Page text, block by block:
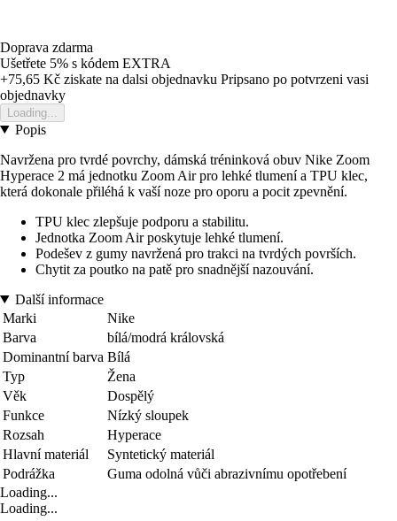
Doprava zdarma
Ušetřete 5% s kódem EXTRA
+75,65 Kč ziskate na dalsi objednavku Pripsano po potvrzeni vasi
objednavky
Loading...
Popis
Navržena pro tvrdé povrchy, dámská tréninková obuv Nike Zoom
Hyperace 2 má jednotku Zoom Air pro lehké tlumení a TPU klec,
která dokonale přiléhá k vaší noze pro oporu a pocit zpevnění.
TPU klec zlepšuje podporu a stabilitu.
Jednotka Zoom Air poskytuje lehké tlumení.
Podešev z gumy navržená pro trakci na tvrdých površích.
Chytit za poutko na patě pro snadnější nazouvání.
Další informace
Marki
Nike
Barva
bílá/modrá královská
Dominantní barva Bílá
Typ
Žena
Věk
Dospělý
Funkce
Nízký sloupek
Rozsah
Hyperace
Hlavní materiál
Syntetický materiál
Podrážka
Guma odolná vůči abrazivnímu opotřebení
Loading...
Loading...